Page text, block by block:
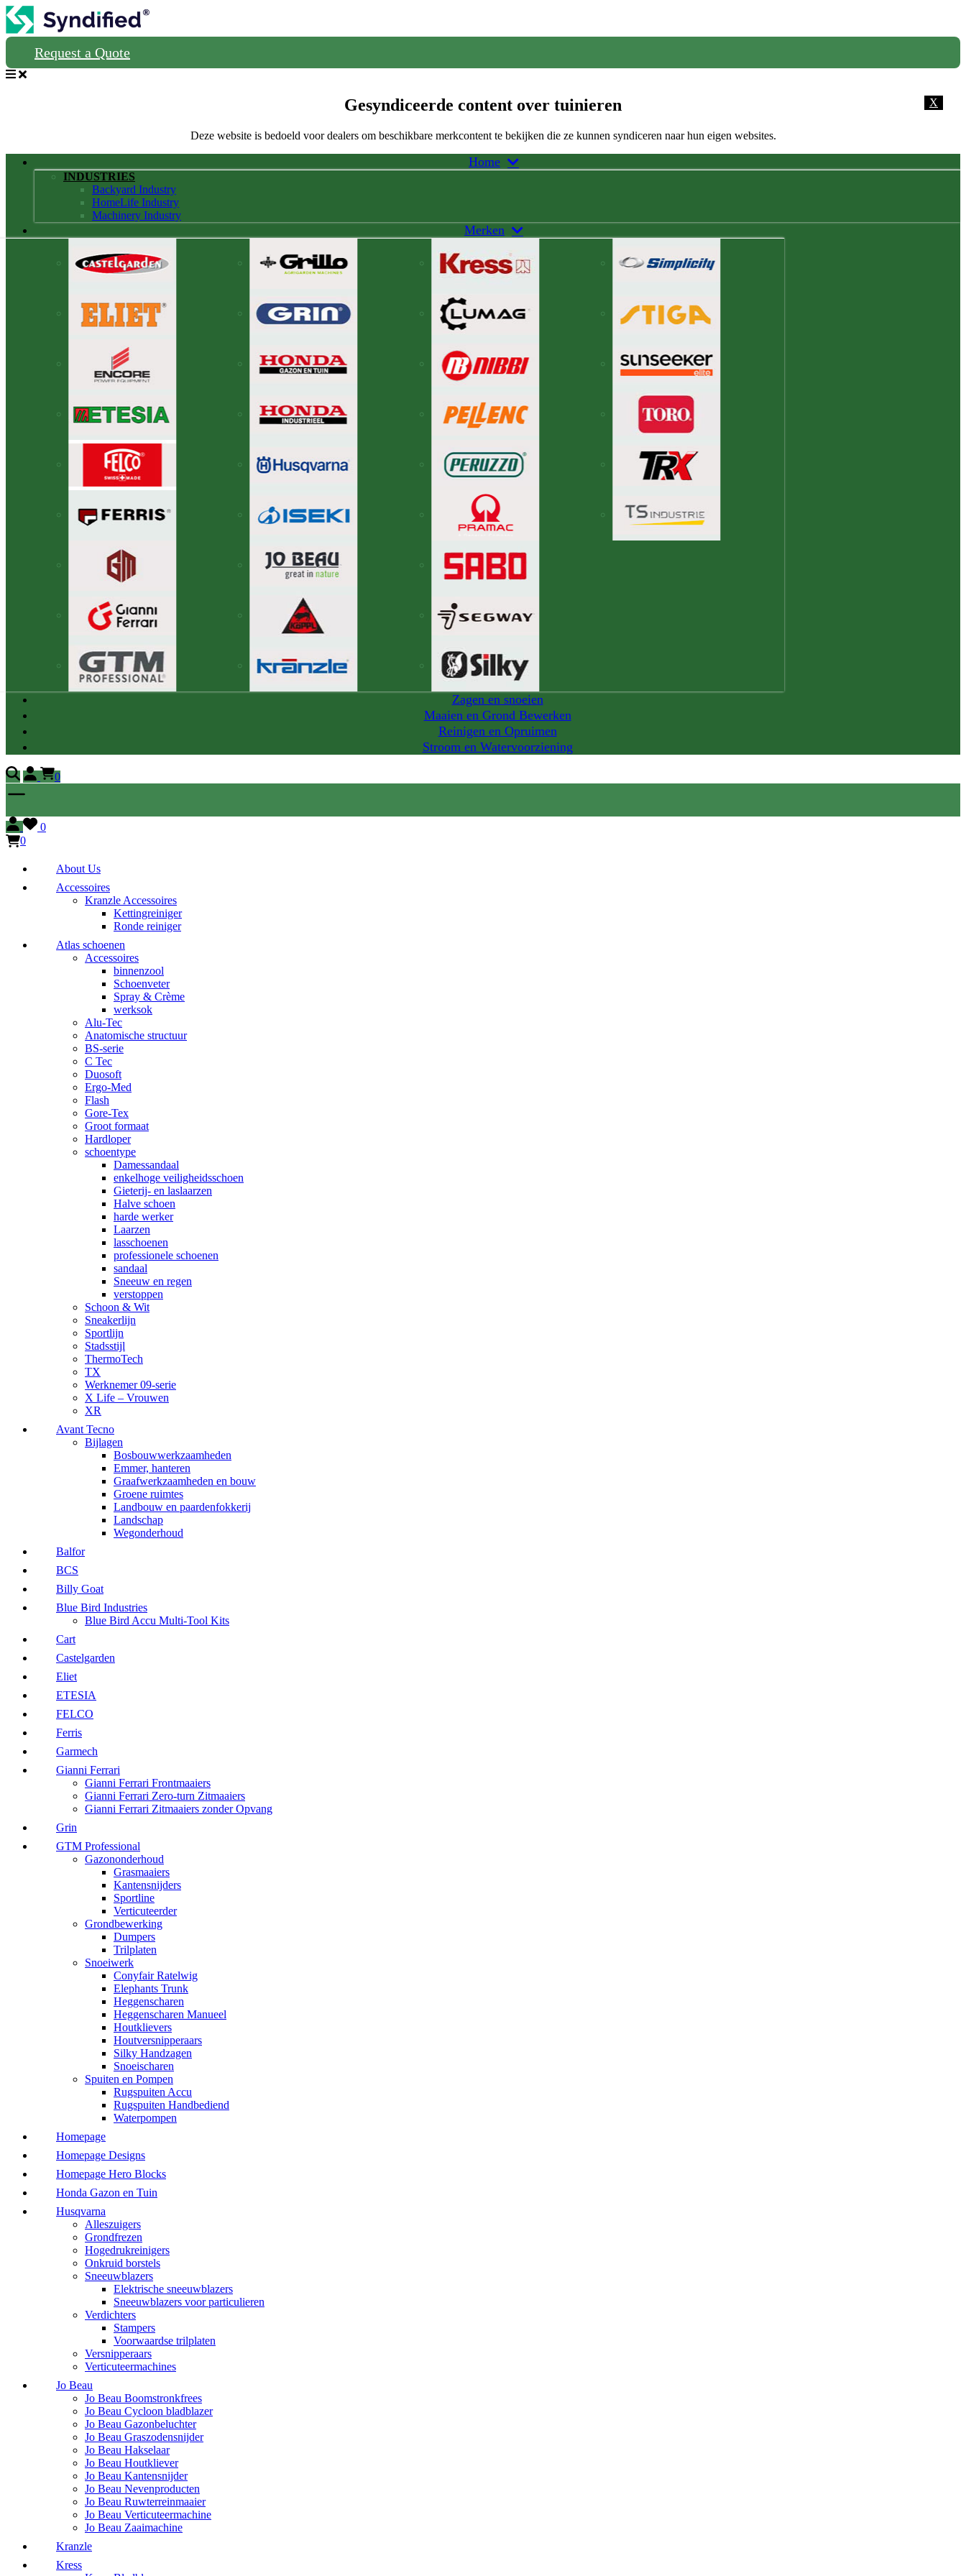
Request a Quote
X
Gesyndiceerde content over tuinieren
Deze website is bedoeld voor dealers om beschikbare merkcontent te bekijken die ze kunnen syndiceren naar hun eigen websites.
Home
INDUSTRIES
Backyard Industry
HomeLife Industry
Machinery Industry
Merken
Zagen en snoeien
Maaien en Grond Bewerken
Reinigen en Opruimen
Stroom en Watervoorziening
0
0
0
About Us
Accessoires
Kranzle Accessoires
Kettingreiniger
Ronde reiniger
Atlas schoenen
Accessoires
binnenzool
Schoenveter
Spray & Crème
werksok
Alu-Tec
Anatomische structuur
BS-serie
C Tec
Duosoft
Ergo-Med
Flash
Gore-Tex
Groot formaat
Hardloper
schoentype
Damessandaal
enkelhoge veiligheidsschoen
Gieterij- en laslaarzen
Halve schoen
harde werker
Laarzen
lasschoenen
professionele schoenen
sandaal
Sneeuw en regen
verstoppen
Schoon & Wit
Sneakerlijn
Sportlijn
Stadsstijl
ThermoTech
TX
Werknemer 09-serie
X Life – Vrouwen
XR
Avant Tecno
Bijlagen
Bosbouwwerkzaamheden
Emmer, hanteren
Graafwerkzaamheden en bouw
Groene ruimtes
Landbouw en paardenfokkerij
Landschap
Wegonderhoud
Balfor
BCS
Billy Goat
Blue Bird Industries
Blue Bird Accu Multi-Tool Kits
Cart
Castelgarden
Eliet
ETESIA
FELCO
Ferris
Garmech
Gianni Ferrari
Gianni Ferrari Frontmaaiers
Gianni Ferrari Zero-turn Zitmaaiers
Gianni Ferrari Zitmaaiers zonder Opvang
Grin
GTM Professional
Gazononderhoud
Grasmaaiers
Kantensnijders
Sportline
Verticuteerder
Grondbewerking
Dumpers
Trilplaten
Snoeiwerk
Conyfair Ratelwig
Elephants Trunk
Heggenscharen
Heggenscharen Manueel
Houtklievers
Houtversnipperaars
Silky Handzagen
Snoeischaren
Spuiten en Pompen
Rugspuiten Accu
Rugspuiten Handbediend
Waterpompen
Homepage
Homepage Designs
Homepage Hero Blocks
Honda Gazon en Tuin
Husqvarna
Alleszuigers
Grondfrezen
Hogedrukreinigers
Onkruid borstels
Sneeuwblazers
Elektrische sneeuwblazers
Sneeuwblazers voor particulieren
Verdichters
Stampers
Voorwaardse trilplaten
Versnipperaars
Verticuteermachines
Jo Beau
Jo Beau Boomstronkfrees
Jo Beau Cycloon bladblazer
Jo Beau Gazonbeluchter
Jo Beau Graszodensnijder
Jo Beau Hakselaar
Jo Beau Houtkliever
Jo Beau Kantensnijder
Jo Beau Nevenproducten
Jo Beau Ruwterreinmaaier
Jo Beau Verticuteermachine
Jo Beau Zaaimachine
Kranzle
Kress